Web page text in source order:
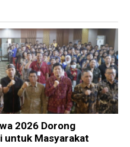
2026 Dorong
untuk Masyarakat